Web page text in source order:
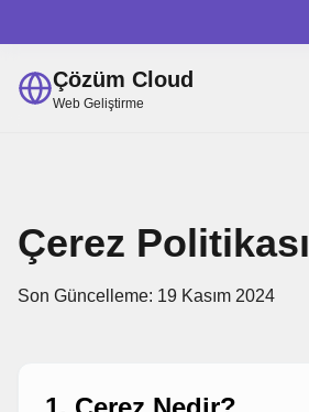
Çözüm Cloud
Web Geliştirme
Çerez Politikası
Son Güncelleme: 19 Kasım 2024